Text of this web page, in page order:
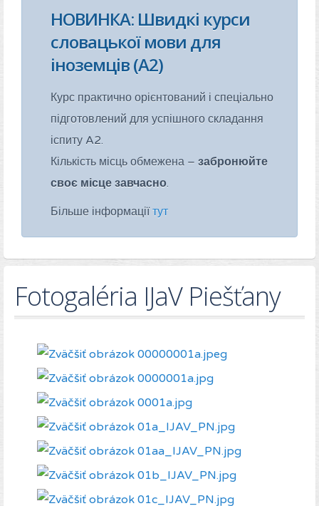
НОВИНКА: Швидкі курси
словацької мови для
іноземців (A2)
Курс практично орієнтований і спеціально
підготовлений для успішного складання
іспиту A2.
Кількість місць обмежена – забронюйте
своє місце завчасно.
Більше інформаціїтут
Fotogaléria IJaV Piešťany